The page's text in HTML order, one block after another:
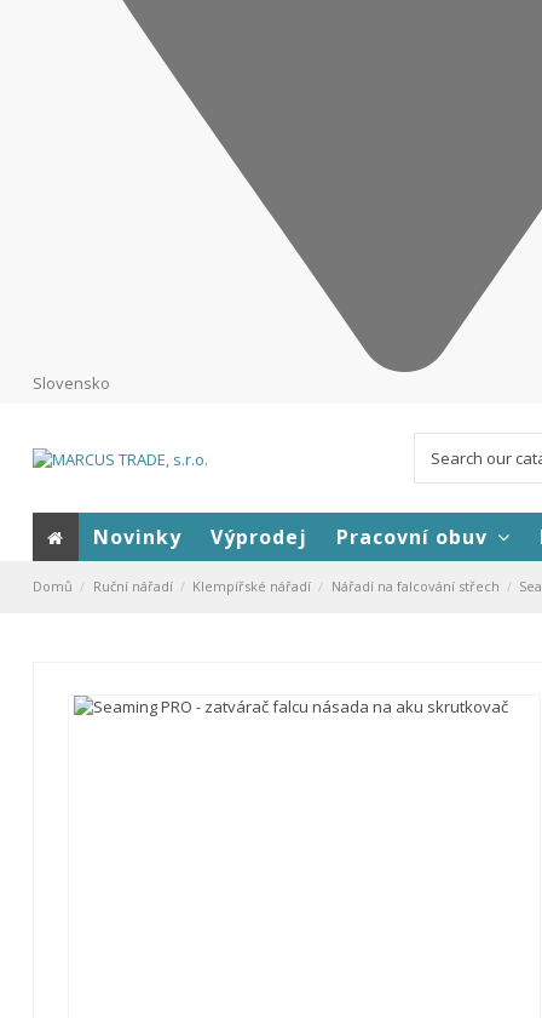
Slovensko
Novinky Výprodej Pracovní obuv
Domů Ruční nářadí Klempířské nářadí Nářadí na falcování střech